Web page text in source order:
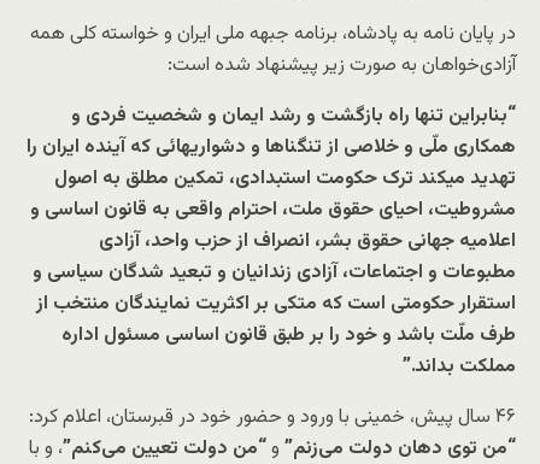
در پایان نامه به پادشاه، برنامه جبهه ملی ایران و خواسته کلی همه
آزادی‌خواهان به صورت زیر پیشنهاد شده است:
“بنابراین تنها راه بازگشت و رشد ایمان و شخصیت فردی و
همکاری ملّی و خلاصی از تنگناها و دشواریهائی که آینده ایران را
تهدید میکند ترک حکومت استبدادی، تمکین مطلق به اصول
مشروطیت، احیای حقوق ملت، احترام واقعی به قانون اساسی و
اعلامیه جهانی حقوق بشر، انصراف از حزب واحد، آزادی
مطبوعات و اجتماعات، آزادی زندانیان و تبعید شدگان سیاسی و
استقرار حکومتی است که متکی بر اکثریت نمایندگان منتخب از
طرف ملّت باشد و خود را بر طبق قانون اساسی مسئول اداره
مملکت بداند.”
۴۶ سال پیش، خمینی با ورود و حضور خود در قبرستان، اعلام کرد:
“من توی دهان دولت می‌زنم” و“من دولت تعیین می‌کنم”، و با